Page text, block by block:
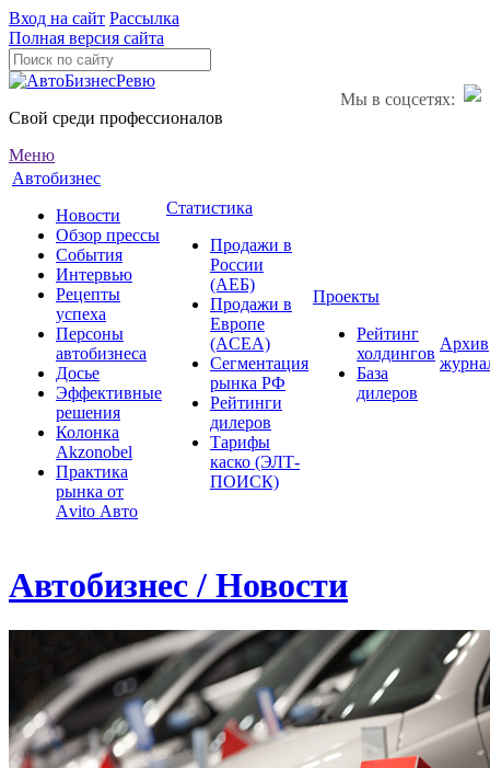
Вход на сайт Рассылка
Полная версия сайта
Мы в соцсетях:
Свой среди профессионалов
Меню
Автобизнес
Новости
Обзор прессы
События
Интервью
Рецепты
успеха
Персоны
автобизнеса
Досье
Эффективные
решения
Колонка
Akzonobel
Практика
рынка от
Аvito Авто
Статистика
Продажи в
России
(АЕБ)
Продажи в
Европе
(ACEA)
Сегментация
рынка РФ
Рейтинги
дилеров
Тарифы
каско (ЭЛТ-
ПОИСК)
Проекты
Рейтинг
холдингов
База
дилеров
Архив
Автобизнес / Новости